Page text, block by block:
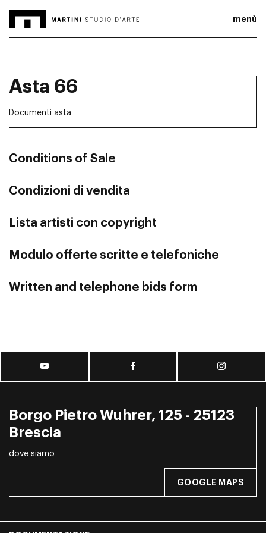
menù
Asta 66
Documenti asta
Conditions of Sale
Condizioni di vendita
Lista artisti con copyright
Modulo offerte scritte e telefoniche
Written and telephone bids form
Borgo Pietro Wuhrer, 125 - 25123
Brescia
dove siamo
GOOGLE MAPS